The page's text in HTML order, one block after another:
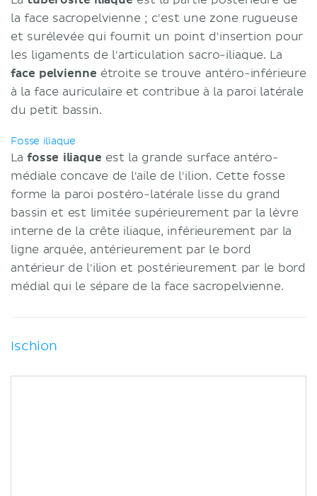
la face sacropelvienne ; c'est une zone rugueuse
et surélevée qui fournit un point d'insertion pour
les ligaments de l'articulation sacro-iliaque. La
face pelvienne étroite se trouve antéro-inférieure
à la face auriculaire et contribue à la paroi latérale
du petit bassin.
Fosse iliaque
Lafosse iliaque est la grande surface antéro-
médiale concave de l'aile de l'ilion. Cette fosse
forme la paroi postéro-latérale lisse du grand
bassin et est limitée supérieurement par la lèvre
interne de la crête iliaque, inférieurement par la
ligne arquée, antérieurement par le bord
antérieur de l'ilion et postérieurement par le bord
médial qui le sépare de la face sacropelvienne.
Ischion